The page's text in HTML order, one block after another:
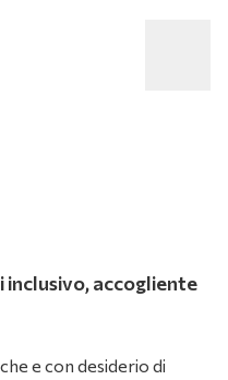
accogliente
e con desiderio di